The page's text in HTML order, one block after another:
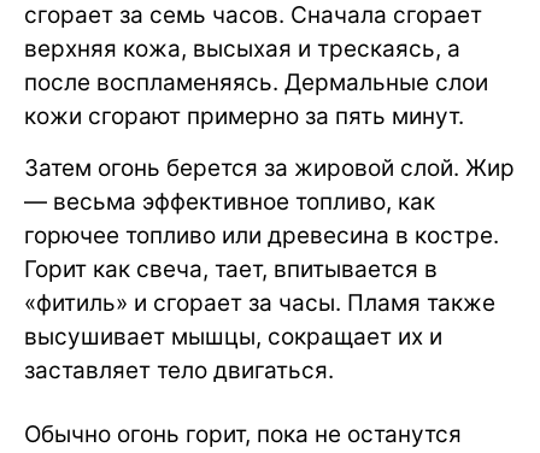
сгорает за семь часов. Сначала сгорает
верхняя кожа, высыхая и трескаясь, а
после воспламеняясь. Дермальные слои
кожи сгорают примерно за пять минут.
Затем огонь берется за жировой слой. Жир
— весьма эффективное топливо, как
горючее топливо или древесина в костре.
Горит как свеча, тает, впитывается в
«фитиль» и сгорает за часы. Пламя также
высушивает мышцы, сокращает их и
заставляет тело двигаться.
Обычно огонь горит, пока не останутся